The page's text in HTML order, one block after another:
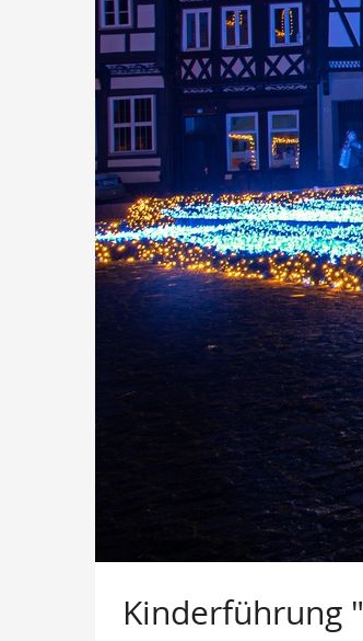
Kinderführung